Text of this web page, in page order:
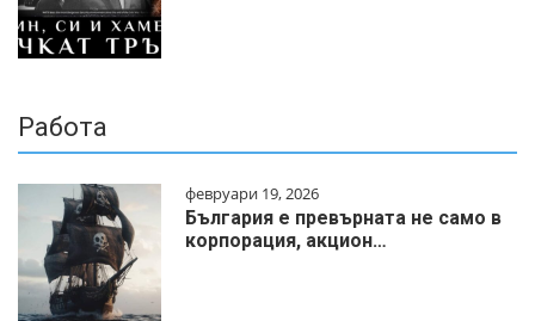
Работа
февруари 19, 2026
България е превърната не само в
корпорация, акцион…